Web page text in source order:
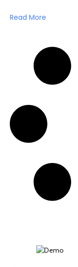
Read More